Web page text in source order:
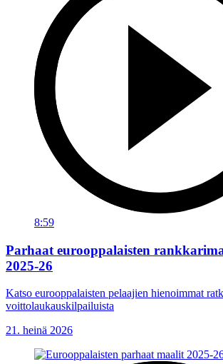
8:59
Parhaat eurooppalaisten
2025-26
Katso eurooppalaisten pelaajien hienoimmat
voittolaukauskilpailuista
21. heinä 2026